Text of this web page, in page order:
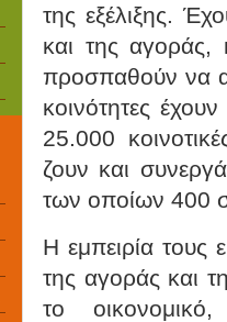
της εξέλιξης.
και της αγοράς,
προσπαθούν να
κοινότητες
25.000
ζουν και
των οποίων 400
Η εμπειρία τους
της αγοράς και
το